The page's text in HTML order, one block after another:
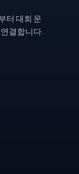
터 대회 운
결합니다.